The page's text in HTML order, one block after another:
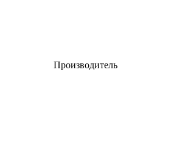
Производитель